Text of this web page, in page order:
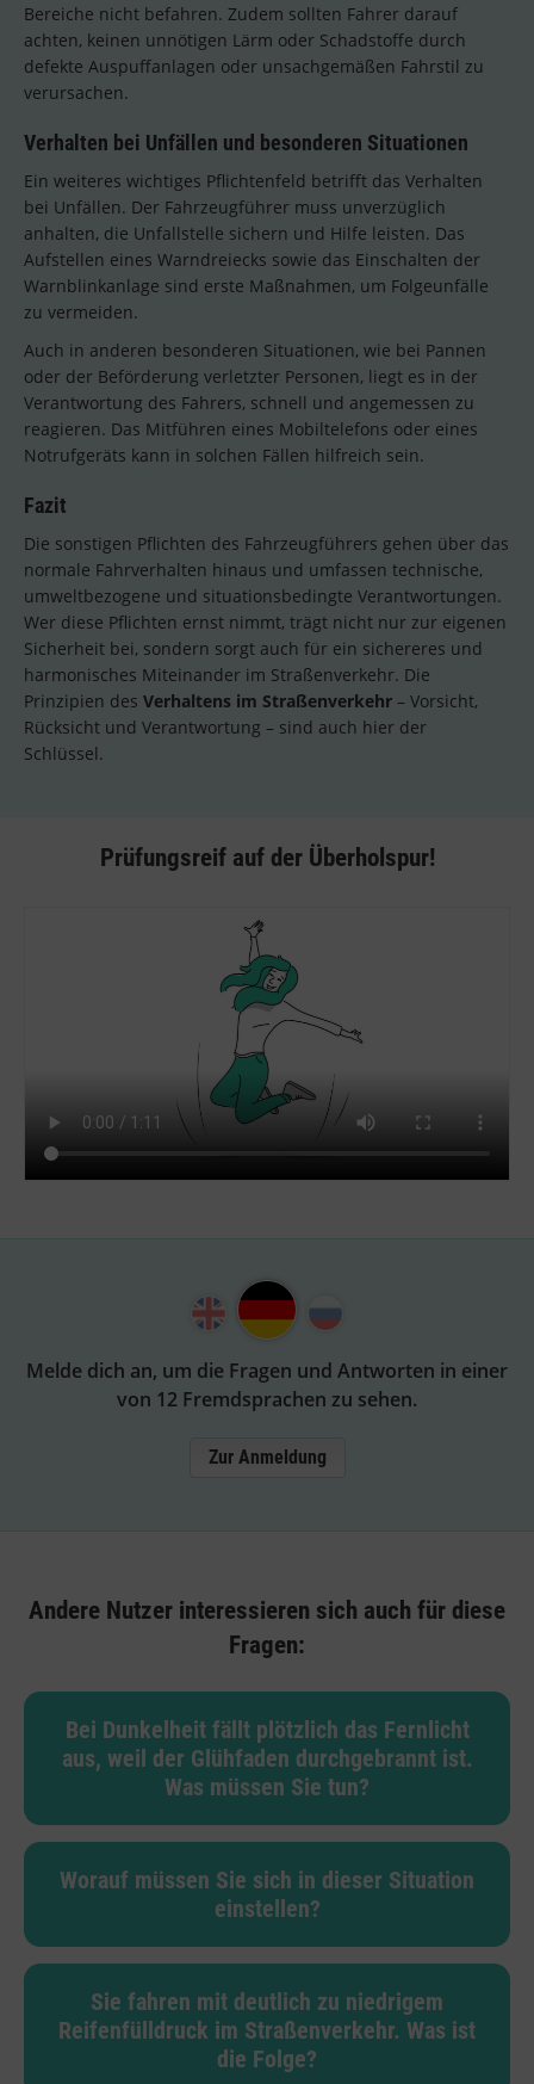
Bereiche nicht befahren. Zudem sollten Fahrer darauf
achten, keinen unnötigen Lärm oder Schadstoffe durch
defekte Auspuffanlagen oder unsachgemäßen Fahrstil zu
verursachen.
Verhalten bei Unfällen und besonderen Situationen
Ein weiteres wichtiges Pflichtenfeld betrifft das Verhalten
bei Unfällen. Der Fahrzeugführer muss unverzüglich
anhalten, die Unfallstelle sichern und Hilfe leisten. Das
Aufstellen eines Warndreiecks sowie das Einschalten der
Warnblinkanlage sind erste Maßnahmen, um Folgeunfälle
zu vermeiden.
Auch in anderen besonderen Situationen, wie bei Pannen
oder der Beförderung verletzter Personen, liegt es in der
Verantwortung des Fahrers, schnell und angemessen zu
reagieren. Das Mitführen eines Mobiltelefons oder eines
Notrufgeräts kann in solchen Fällen hilfreich sein.
Fazit
Die sonstigen Pflichten des Fahrzeugführers gehen über das
normale Fahrverhalten hinaus und umfassen technische,
umweltbezogene und situationsbedingte Verantwortungen.
Wer diese Pflichten ernst nimmt, trägt nicht nur zur eigenen
Sicherheit bei, sondern sorgt auch für ein sichereres und
harmonisches Miteinander im Straßenverkehr. Die
Prinzipien des Verhaltens im Straßenverkehr – Vorsicht,
Rücksicht und Verantwortung – sind auch hier der
Schlüssel.
Prüfungsreif auf der Überholspur!
Melde dich an, um die Fragen und Antworten in einer
von 12 Fremdsprachen zu sehen.
Zur Anmeldung
Andere Nutzer interessieren sich auch für diese
Fragen:
Bei Dunkelheit fällt plötzlich das Fernlicht
aus, weil der Glühfaden durchgebrannt ist.
Was müssen Sie tun?
Worauf müssen Sie sich in dieser Situation
einstellen?
Sie fahren mit deutlich zu niedrigem
Reifenfülldruck im Straßenverkehr. Was ist
die Folge?